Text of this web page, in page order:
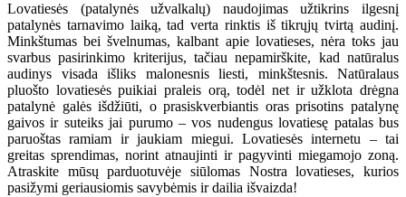
Lovatiesės (patalynės užvalkalų) naudojimas užtikrins ilgesnį
patalynės tarnavimo laiką, tad verta rinktis iš tikrųjų tvirtą audinį.
Minkštumas bei švelnumas, kalbant apie lovatieses, nėra toks jau
svarbus pasirinkimo kriterijus, tačiau nepamirškite, kad natūralus
audinys visada išliks malonesnis liesti, minkštesnis. Natūralaus
pluošto lovatiesės puikiai praleis orą, todėl net ir užklota drėgna
patalynė galės išdžiūti, o prasiskverbiantis oras prisotins patalynę
gaivos ir suteiks jai purumo – vos nudengus lovatiesę patalas bus
paruoštas ramiam ir jaukiam miegui. Lovatiesės internetu – tai
greitas sprendimas, norint atnaujinti ir pagyvinti miegamojo zoną.
Atraskite mūsų parduotuvėje siūlomas Nostra lovatieses, kurios
pasižymi geriausiomis savybėmis ir dailia išvaizda!